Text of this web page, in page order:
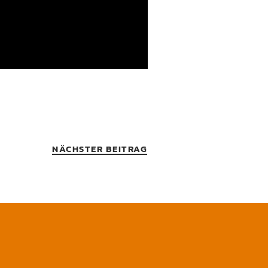
NÄCHSTER BEITRAG